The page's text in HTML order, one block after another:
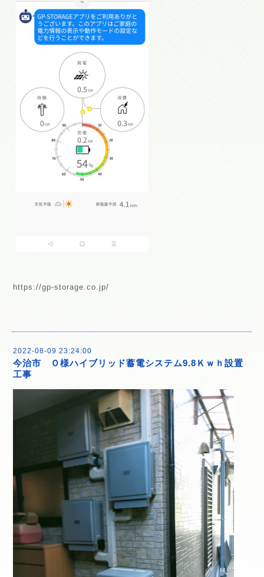
https://gp-storage.co.jp/
2022-08-09 23:24:00
今治市 Ｏ様ハイブリッド蓄電システム9.8Ｋｗｈ設置
工事